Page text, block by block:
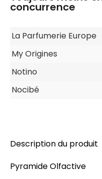
concurrence
La Parfumerie Europe
My Origines
Notino
Nocibé
Description du produit
Pyramide Olfactive